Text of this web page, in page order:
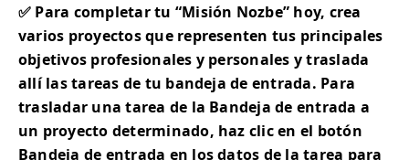
✅ Para completar tu “Misión Nozbe” hoy, crea
varios proyectos que representen tus principales
objetivos profesionales y personales y traslada
allí las tareas de tu bandeja de entrada. Para
trasladar una tarea de la Bandeja de entrada a
un proyecto determinado, haz clic en el botón
Bandeja de entrada en los datos de la tarea para